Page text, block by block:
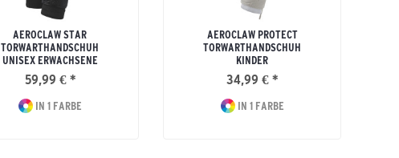
AEROCLAW STAR
TORWARTHANDSCHUH
UNISEX ERWACHSENE
59,99 € *
IN 1 FARBE
AEROCLAW PROTECT
TORWARTHANDSCHUH
KINDER
34,99 € *
IN 1 FARBE